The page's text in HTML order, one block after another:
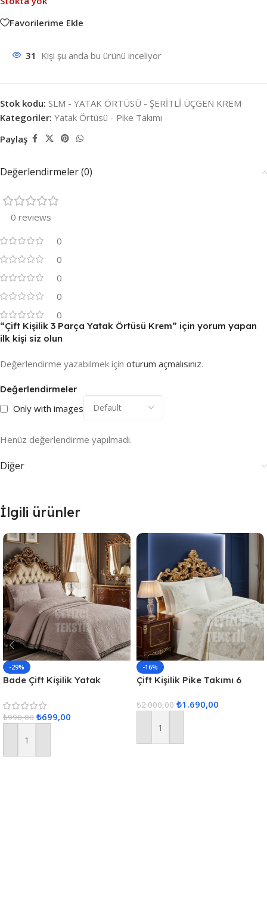
Favorilerime Ekle
31 Kişi şu anda bu ürünü inceliyor
Stok kodu: SLM - YATAK ÖRTÜSÜ - ŞERİTLİ ÜÇGEN KREM
Kategoriler: Yatak Örtüsü - Pike Takımı
Paylaş
Değerlendirmeler (0)
0 reviews
0
0
0
0
0
Değerlendirmeler
Only with images
Henüz değerlendirme yapılmadı.
“Çift Kişilik 3 Parça Yatak Örtüsü Krem” için yorum yapan
ilk kişi siz olun
Değerlendirme yazabilmek için oturum açmalısınız.
Diğer
İlgili ürünler
-29%
Bade Çift Kişilik Yatak
₺990,00 ₺699,00
Sepete Ekle
-16%
Çift Kişilik Pike Takımı 6
₺2.000,00 ₺1.690,00
Sepete Ekle